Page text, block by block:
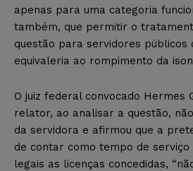
apenas para uma categoria
também, que permitir o
questão para servidores públicos
equivaleria ao rompimento da
O juiz federal convocado Hermes
relator, ao analisar a questão,
da servidora e afirmou que a
de contar como tempo de
legais as licenças concedidas,